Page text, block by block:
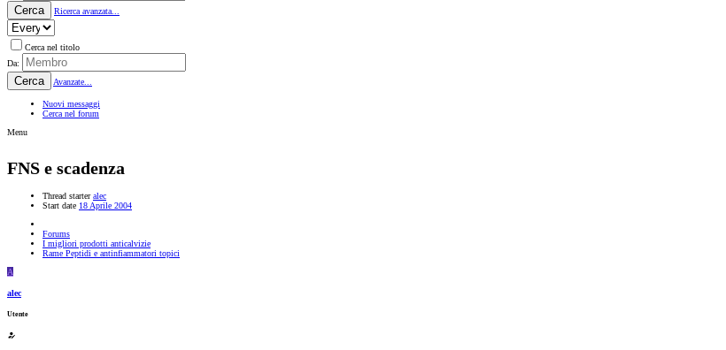
Cerca Ricerca avanzata...
Cerca nel titolo
Da:
Cerca Avanzate...
Nuovi messaggi
Cerca nel forum
Menu
FNS e scadenza
Thread starter alec
Start date 18 Aprile 2004
Forums
I migliori prodotti anticalvizie
Rame Peptidi e antinfiammatori topici
A
alec
Utente